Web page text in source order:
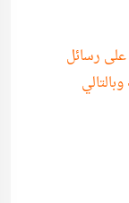
على رسائل